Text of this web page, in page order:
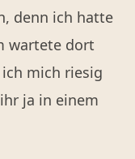
denn ich hatte
wartete dort
mich riesig
ja in einem